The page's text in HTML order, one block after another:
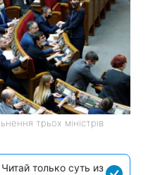
трьох міністрів
только суть из